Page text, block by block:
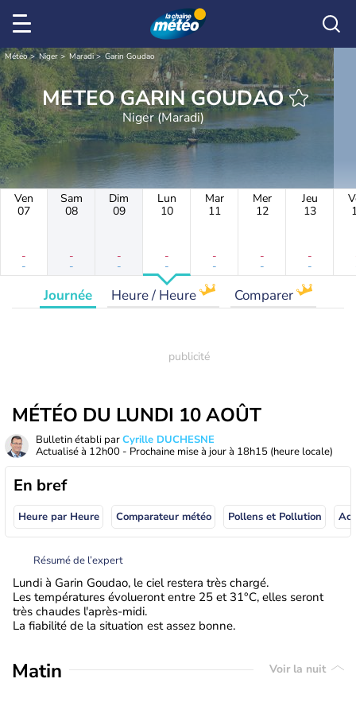
Météo Niger Maradi Garin Goudao
METEO GARIN GOUDAO
Niger (Maradi)
Ven
07
-
-
Sam
08
-
-
Dim
09
-
-
Lun
10
-
-
Mar
11
-
-
Mer
12
-
-
Jeu
13
-
-
Journée Heure / Heure Comparer
MÉTÉO DU LUNDI 10 AOÛT
Bulletin établi parCyrille DUCHESNE
Actualisé à 12h00 - Prochaine mise à jour à 18h15 (heure locale)
En bref
Heure par Heure Comparateur météo Pollens et Pollution
Résumé de l’expert
Lundi à Garin Goudao, le ciel restera très chargé.
Les températures évolueront entre 25 et 31°C, elles seront
très chaudes l'après-midi.
La fiabilité de la situation est assez bonne.
Matin Voir la nuit